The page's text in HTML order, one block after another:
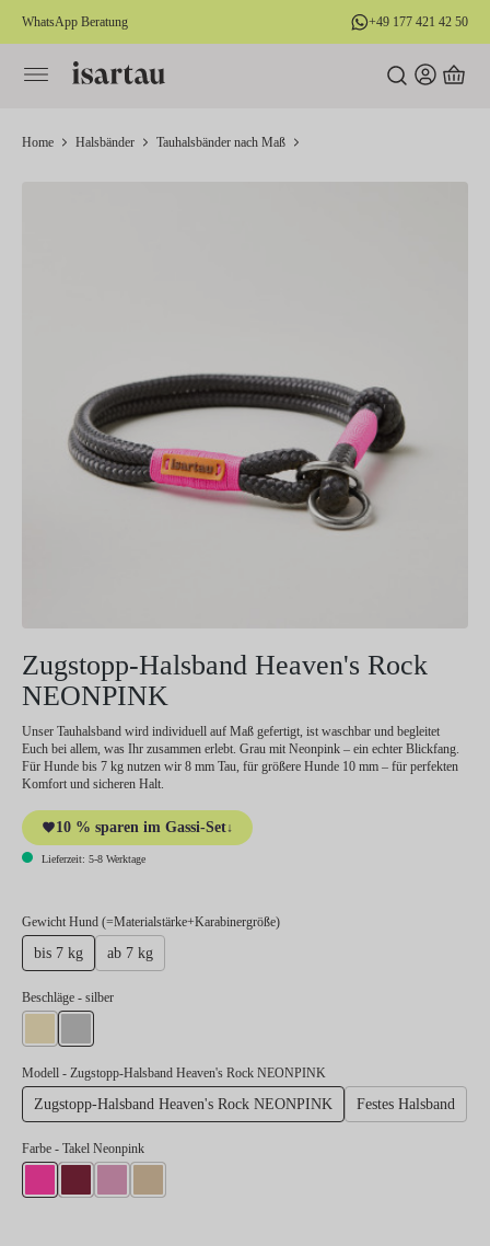
springen
WhatsApp Beratung +49 177 421 42 50
Home Halsbänder Tauhalsbänder nach Maß
Zugstopp-Halsband Heaven's Rock
NEONPINK
Unser Tauhalsband wird individuell auf Maß gefertigt, ist waschbar und begleitet
Euch bei allem, was Ihr zusammen erlebt. Grau mit Neonpink – ein echter Blickfang.
Für Hunde bis 7 kg nutzen wir 8 mm Tau, für größere Hunde 10 mm – für perfekten
Komfort und sicheren Halt.
10 % sparen im Gassi-Set↓
Lieferzeit: 5-8 Werktage
Gewicht Hund (=Materialstärke+Karabinergröße)auswählen
bis 7 kg ab 7 kg
Beschlägeauswählen
- silber
Modell - Zugstopp-Halsband Heaven's Rock NEONPINK
Zugstopp-Halsband Heaven's Rock NEONPINK Festes Halsband
Farbe - Takel Neonpink